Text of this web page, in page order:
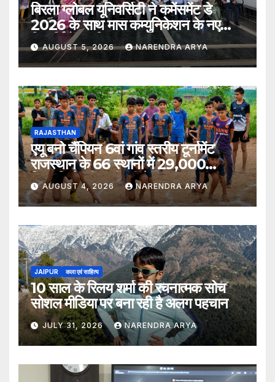
बिरला ग्लोबल यूनिवर्सिटी ने कमेंसमेंट डे
2026 के साथ मास कम्युनिकेशन के नए
विद्यार्थियों का किया स्वागत
AUGUST 5, 2026 NARENDRA ARYA
RAJASTHAN
एयू बनो चैंपियन 6वां गांव स्तरीय टूर्नामेंट
राजस्थान के 66 स्थानों में 29,000
खिलाड़ियों की भागीदारी के साथ संपन्न हुआ
AUGUST 4, 2026 NARENDRA ARYA
JAIPUR कला एवं साहित्य
10 साल के रिलय शर्मा की रचनात्मक सोच
सोशल मीडिया पर बना रही है अलग पहचान
JULY 31, 2026 NARENDRA ARYA